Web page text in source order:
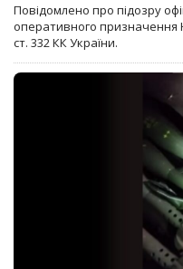
Повідомлено про підозру
оперативного призначення
ст. 332 КК України.